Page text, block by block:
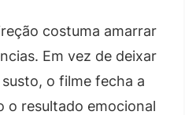
costuma amarrar
Em vez de deixar
o filme fecha a
o resultado emocional